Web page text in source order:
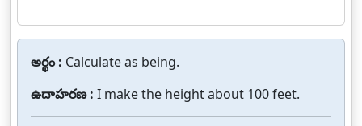
అర్థం : Calculate as being.
ఉదాహరణ : I make the height about 100 feet.